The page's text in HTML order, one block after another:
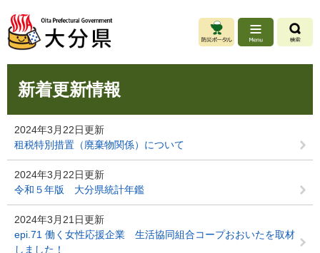
ジ
先
ュ
を
新着更新情報
2024年3月22日更新
租税特別措置（廃棄物関係）について
2024年3月22日更新
令和５年版 大分県統計年鑑
2024年3月21日更新
epi.71 働く女性応援企業 生活協同組合コープおおいたを取材
しました！